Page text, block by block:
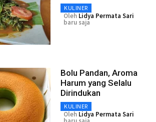
KULINER
Oleh Lidya Permata Sari
baru saja
Bolu Pandan, Aroma
Harum yang Selalu
Dirindukan
KULINER
Oleh Lidya Permata Sari